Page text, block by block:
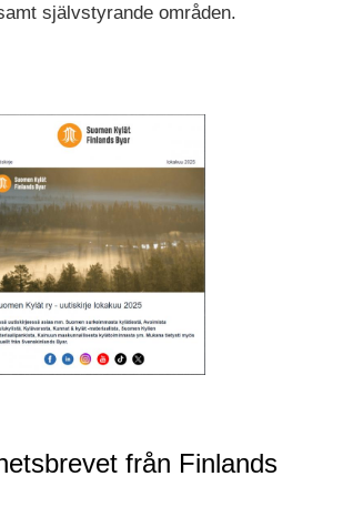
självstyrande områden.
från Finlands